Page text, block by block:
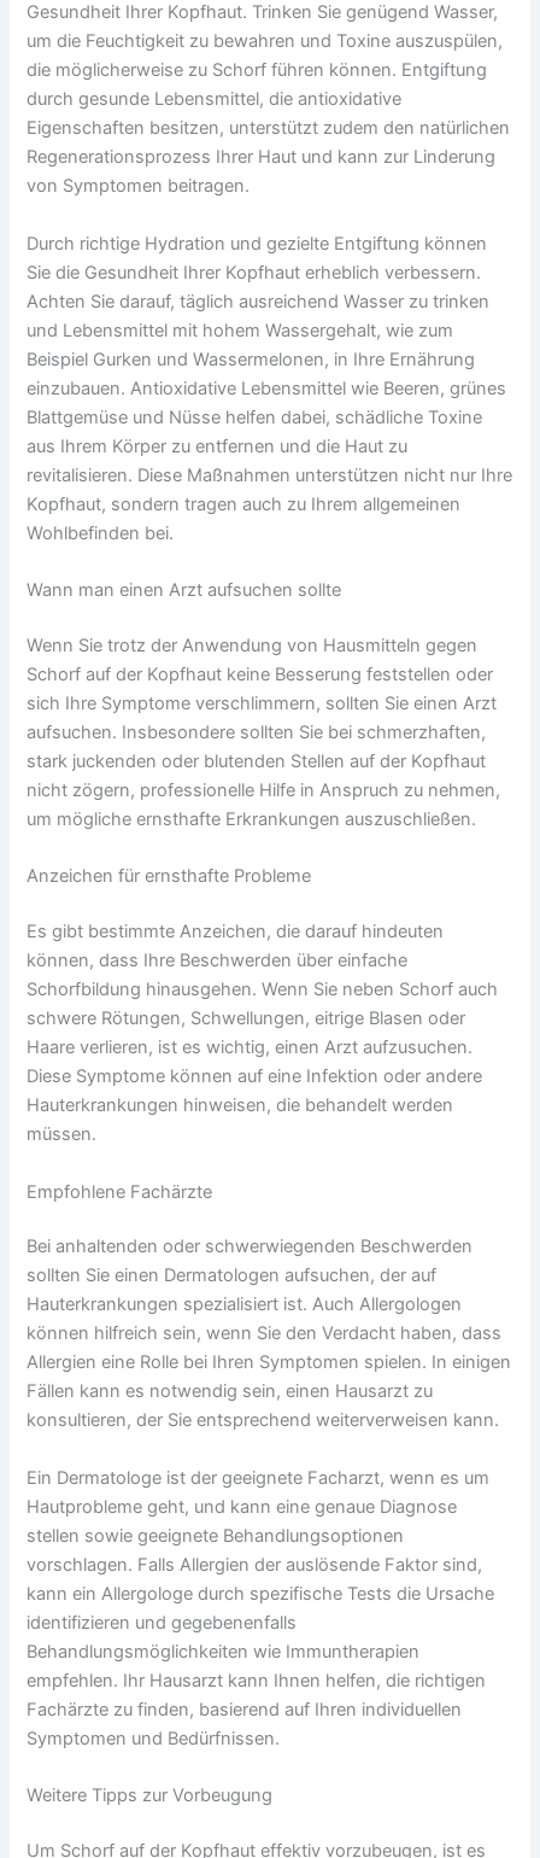
Gesundheit Ihrer Kopfhaut. Trinken Sie genügend Wasser,
um die Feuchtigkeit zu bewahren und Toxine auszuspülen,
die möglicherweise zu Schorf führen können. Entgiftung
durch gesunde Lebensmittel, die antioxidative
Eigenschaften besitzen, unterstützt zudem den natürlichen
Regenerationsprozess Ihrer Haut und kann zur Linderung
von Symptomen beitragen.
Durch richtige Hydration und gezielte Entgiftung können
Sie die Gesundheit Ihrer Kopfhaut erheblich verbessern.
Achten Sie darauf, täglich ausreichend Wasser zu trinken
und Lebensmittel mit hohem Wassergehalt, wie zum
Beispiel Gurken und Wassermelonen, in Ihre Ernährung
einzubauen. Antioxidative Lebensmittel wie Beeren, grünes
Blattgemüse und Nüsse helfen dabei, schädliche Toxine
aus Ihrem Körper zu entfernen und die Haut zu
revitalisieren. Diese Maßnahmen unterstützen nicht nur Ihre
Kopfhaut, sondern tragen auch zu Ihrem allgemeinen
Wohlbefinden bei.
Wann man einen Arzt aufsuchen sollte
Wenn Sie trotz der Anwendung von Hausmitteln gegen
Schorf auf der Kopfhaut keine Besserung feststellen oder
sich Ihre Symptome verschlimmern, sollten Sie einen Arzt
aufsuchen. Insbesondere sollten Sie bei schmerzhaften,
stark juckenden oder blutenden Stellen auf der Kopfhaut
nicht zögern, professionelle Hilfe in Anspruch zu nehmen,
um mögliche ernsthafte Erkrankungen auszuschließen.
Anzeichen für ernsthafte Probleme
Es gibt bestimmte Anzeichen, die darauf hindeuten
können, dass Ihre Beschwerden über einfache
Schorfbildung hinausgehen. Wenn Sie neben Schorf auch
schwere Rötungen, Schwellungen, eitrige Blasen oder
Haare verlieren, ist es wichtig, einen Arzt aufzusuchen.
Diese Symptome können auf eine Infektion oder andere
Hauterkrankungen hinweisen, die behandelt werden
müssen.
Empfohlene Fachärzte
Bei anhaltenden oder schwerwiegenden Beschwerden
sollten Sie einen Dermatologen aufsuchen, der auf
Hauterkrankungen spezialisiert ist. Auch Allergologen
können hilfreich sein, wenn Sie den Verdacht haben, dass
Allergien eine Rolle bei Ihren Symptomen spielen. In einigen
Fällen kann es notwendig sein, einen Hausarzt zu
konsultieren, der Sie entsprechend weiterverweisen kann.
Ein Dermatologe ist der geeignete Facharzt, wenn es um
Hautprobleme geht, und kann eine genaue Diagnose
stellen sowie geeignete Behandlungsoptionen
vorschlagen. Falls Allergien der auslösende Faktor sind,
kann ein Allergologe durch spezifische Tests die Ursache
identifizieren und gegebenenfalls
Behandlungsmöglichkeiten wie Immuntherapien
empfehlen. Ihr Hausarzt kann Ihnen helfen, die richtigen
Fachärzte zu finden, basierend auf Ihren individuellen
Symptomen und Bedürfnissen.
Weitere Tipps zur Vorbeugung
Um Schorf auf der Kopfhaut effektiv vorzubeugen, ist es